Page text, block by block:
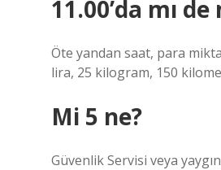
11.00’da mı de
Öte yandan saat, para
lira, 25 kilogram, 150
Mi 5 ne?
Güvenlik Servisi veya